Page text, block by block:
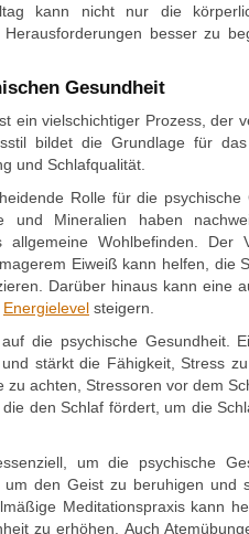
kann nicht nur die
besser zu
Gesundheit
ein vielschichtiger Prozess, der
bildet die Grundlage für das
und Schlafqualität.
Rolle für die psychische
und Mineralien haben
Wohlbefinden. Der
Eiweiß kann helfen, die
Darüber hinaus kann eine
Energielevel steigern.
die psychische Gesundheit.
stärkt die Fähigkeit, Stress zu
achten, Stressoren vor dem
den Schlaf fördert, um die
um die psychische
den Geist zu beruhigen und
Meditationspraxis kann
zu erhöhen. Auch